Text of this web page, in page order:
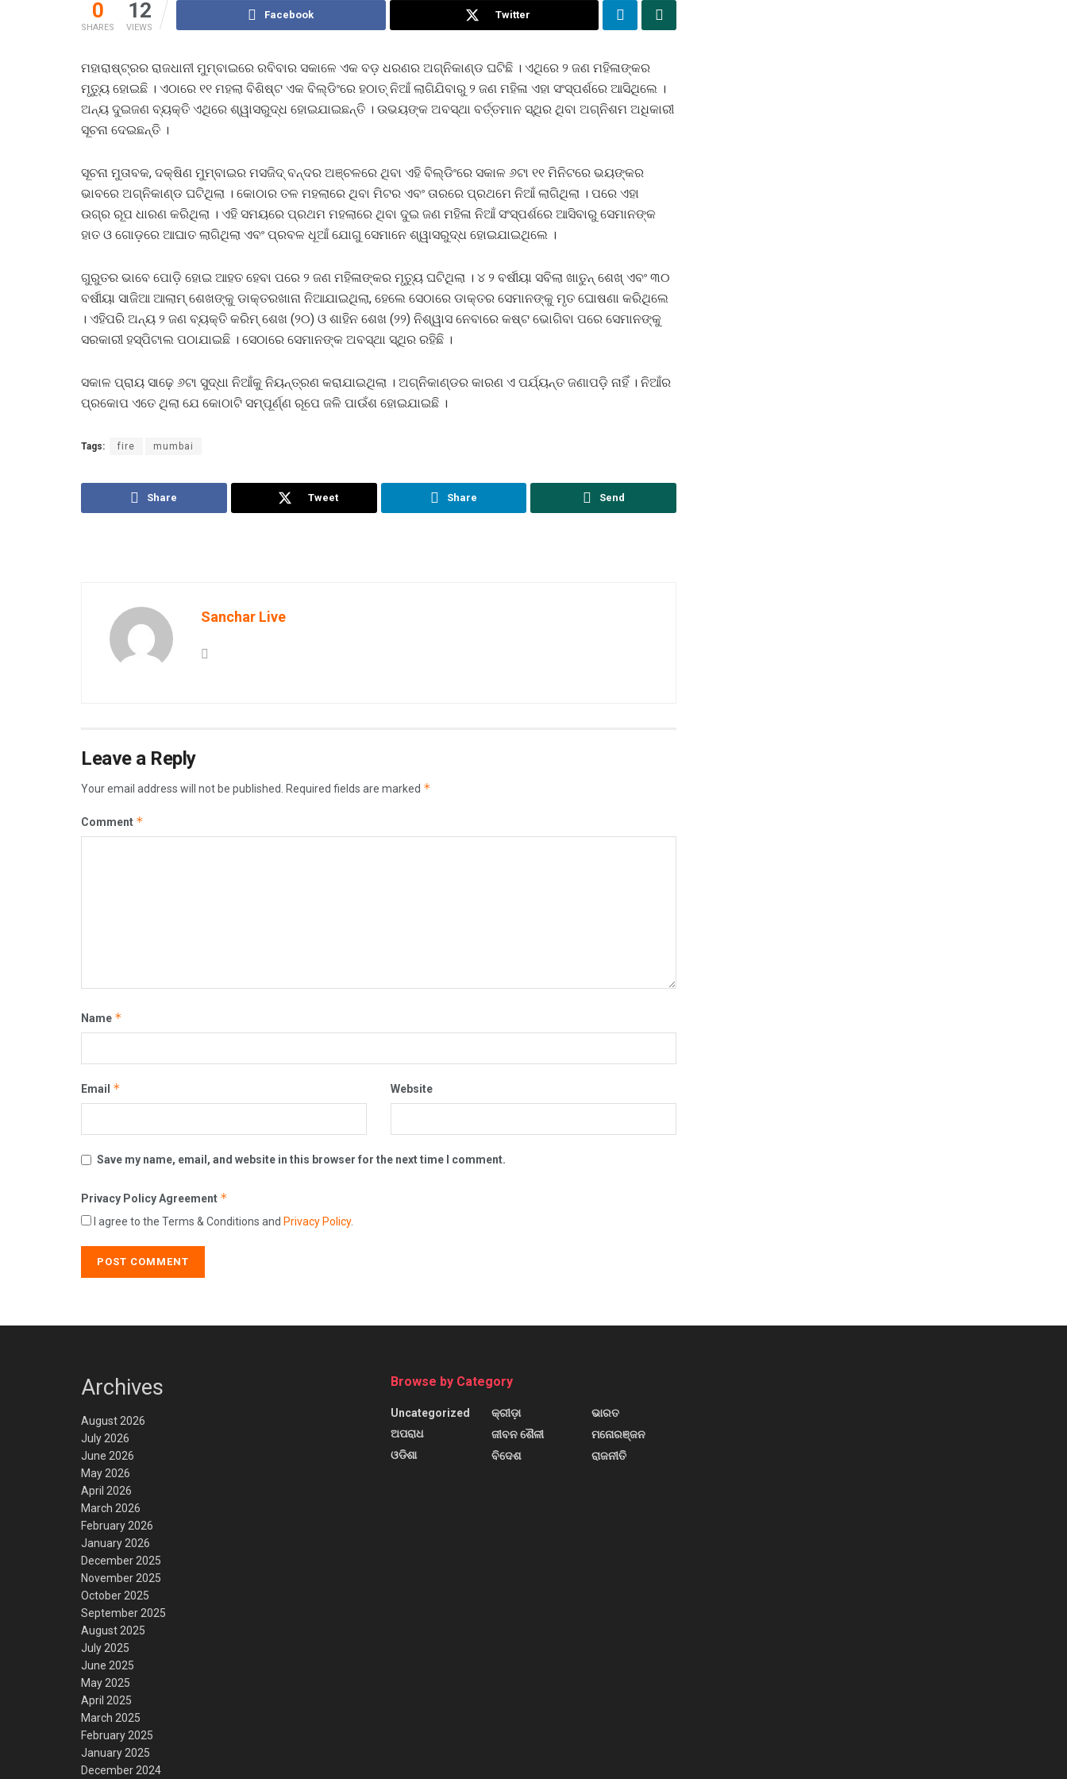
0
SHARES
12
VIEWS
Facebook Twitter
ମହାରାଷ୍ଟ୍ରର ରାଜଧାନୀ ମୁମ୍ବାଇରେ ରବିବାର ସକାଳେ ଏକ ବଡ଼ ଧରଣର ଅଗ୍ନିକାଣ୍ଡ ଘଟିଛି । ଏଥିରେ ୨ ଜଣ ମହିଳାଙ୍କର
ମୃତ୍ୟୁ ହୋଇଛି । ଏଠାରେ ୧୧ ମହଲା ବିଶିଷ୍ଟ ଏକ ବିଲ୍ଡିଂରେ ହଠାତ୍ ନିଆଁ ଲାଗିଯିବାରୁ ୨ ଜଣ ମହିଳା ଏହା ସଂସ୍ପର୍ଶରେ ଆସିଥିଲେ ।
ଅନ୍ୟ ଦୁଇଜଣ ବ୍ୟକ୍ତି ଏଥିରେ ଶ୍ୱାସରୁଦ୍ଧ ହୋଇଯାଇଛନ୍ତି । ଉଭୟଙ୍କ ଅବସ୍ଥା ବର୍ତ୍ତମାନ ସ୍ଥିର ଥିବା ଅଗ୍ନିଶମ ଅଧିକାରୀ
ସୂଚନା ଦେଇଛନ୍ତି ।
ସୂଚନା ମୁତାବକ, ଦକ୍ଷିଣ ମୁମ୍ବାଇର ମସଜିଦ୍ ବନ୍ଦର ଅଞ୍ଚଳରେ ଥିବା ଏହି ବିଲ୍ଡିଂରେ ସକାଳ ୬ଟା ୧୧ ମିନିଟରେ ଭୟଙ୍କର
ଭାବରେ ଅଗ୍ନିକାଣ୍ଡ ଘଟିଥିଲା । କୋଠାର ତଳ ମହଲାରେ ଥିବା ମିଟର ଏବଂ ତାରରେ ପ୍ରଥମେ ନିଆଁ ଲାଗିଥିଲା । ପରେ ଏହା
ଉଗ୍ର ରୂପ ଧାରଣ କରିଥିଲା । ଏହି ସମୟରେ ପ୍ରଥମ ମହଲାରେ ଥିବା ଦୁଇ ଜଣ ମହିଳା ନିଆଁ ସଂସ୍ପର୍ଶରେ ଆସିବାରୁ ସେମାନଙ୍କ
ହାତ ଓ ଗୋଡ଼ରେ ଆଘାତ ଲାଗିଥିଲା ​​ଏବଂ ପ୍ରବଳ ଧୂଆଁ ଯୋଗୁ ସେମାନେ ଶ୍ୱାସରୁଦ୍ଧ ହୋଇଯାଇଥିଲେ ।
ଗୁରୁତର ଭାବେ ପୋଡ଼ି ହୋଇ ଆହତ ହେବା ପରେ ୨ ଜଣ ମହିଳାଙ୍କର ମୃତ୍ୟୁ ଘଟିଥିଲା । ୪ ୨ ବର୍ଷୀୟା ସବିଲା ଖାତୁନ୍ ଶେଖ୍ ଏବଂ ୩୦
ବର୍ଷୀୟା ସାଜିଆ ଆଲାମ୍ ଶେଖଙ୍କୁ ଡାକ୍ତରଖାନା ନିଆଯାଇଥିଲା, ହେଲେ ସେଠାରେ ଡାକ୍ତର ସେମାନଙ୍କୁ ମୃତ ଘୋଷଣା କରିଥିଲେ
। ଏହିପରି ଅନ୍ୟ ୨ ଜଣ ବ୍ୟକ୍ତି କରିମ୍ ଶେଖ (୨୦) ଓ ଶାହିନ ଶେଖ (୨୨) ନିଶ୍ୱାସ ନେବାରେ କଷ୍ଟ ଭୋଗିବା ପରେ ସେମାନଙ୍କୁ
ସରକାରୀ ହସ୍ପିଟାଲ ପଠାଯାଇଛି । ସେଠାରେ ସେମାନଙ୍କ ଅବସ୍ଥା ସ୍ଥିର ରହିଛି ।
ସକାଳ ପ୍ରାୟ ସାଢ଼େ ୬ଟା ସୁଦ୍ଧା ନିଆଁକୁ ନିୟନ୍ତ୍ରଣ କରାଯାଇଥିଲା । ଅଗ୍ନିକାଣ୍ଡର କାରଣ ଏ ପର୍ଯ୍ୟନ୍ତ ଜଣାପଡ଼ି ନାହିଁ । ନିଆଁର
ପ୍ରକୋପ ଏତେ ଥିଲା ଯେ କୋଠାଟି ସମ୍ପୂର୍ଣ୍ଣ ରୂପେ ଜଳି ପାଉଁଶ ହୋଇଯାଇଛି ।
Tags: fire mumbai
Share Tweet Share Send
Sanchar Live
Leave a Reply
Your email address will not be published. Required fields are marked *
Comment *
Name *
Email * Website
Save my name, email, and website in this browser for the next time I comment.
Privacy Policy Agreement *
I agree to the Terms & Conditions and Privacy Policy.
Archives
August 2026
July 2026
June 2026
May 2026
April 2026
March 2026
February 2026
January 2026
December 2025
November 2025
October 2025
September 2025
August 2025
July 2025
June 2025
May 2025
April 2025
March 2025
February 2025
January 2025
December 2024
Browse by Category
Uncategorized
ଅପରାଧ
ଓଡିଶା
କ୍ରୀଡ଼ା
ଜୀବନ ଶୈଳୀ
ବିଦେଶ
ଭାରତ
ମନୋରଞ୍ଜନ
ରାଜନୀତି